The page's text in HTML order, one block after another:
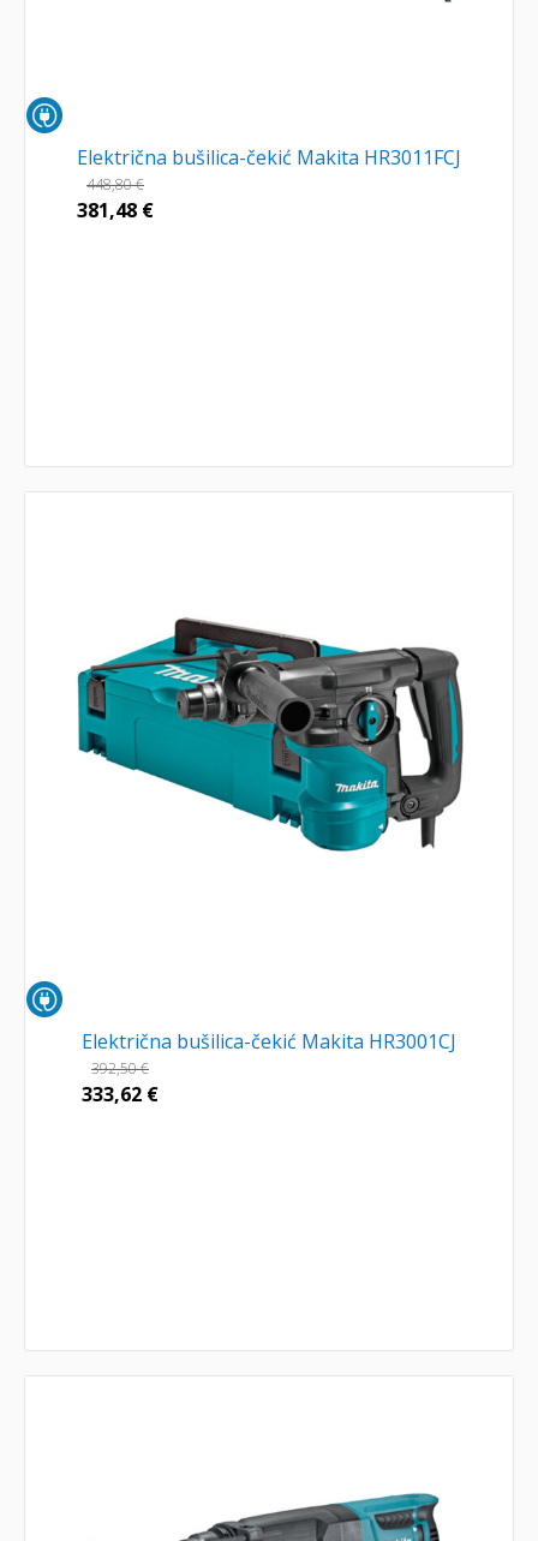
Električna bušilica-čekić Makita HR3011FCJ
448,80€
381,48 €
Električna bušilica-čekić Makita HR3001CJ
392,50€
333,62 €